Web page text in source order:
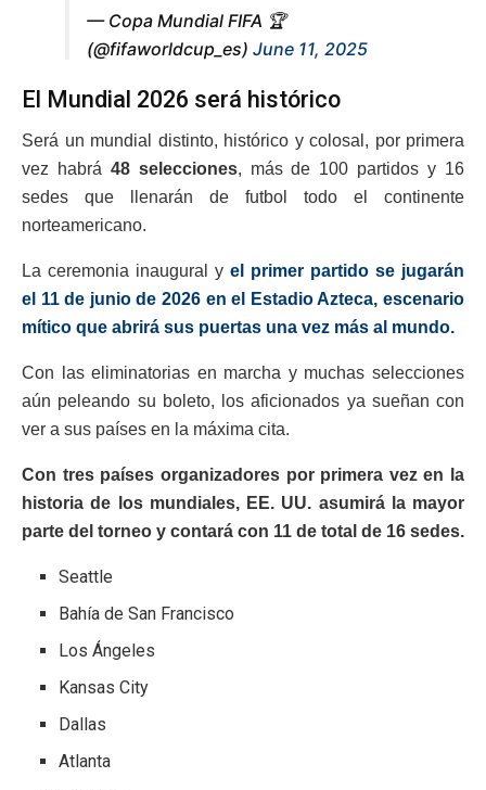
— Copa Mundial FIFA 🏆
(@fifaworldcup_es) June 11, 2025
El Mundial 2026 será histórico
Será un mundial distinto, histórico y colosal, por primera
vez habrá 48 selecciones, más de 100 partidos y 16
sedes que llenarán de futbol todo el continente
norteamericano.
La ceremonia inaugural y el primer partido se jugarán
el 11 de junio de 2026 en el Estadio Azteca, escenario
mítico que abrirá sus puertas una vez más al mundo.
Con las eliminatorias en marcha y muchas selecciones
aún peleando su boleto, los aficionados ya sueñan con
ver a sus países en la máxima cita.
Con tres países organizadores por primera vez en la
historia de los mundiales, EE. UU. asumirá la mayor
parte del torneo y contará con 11 de total de 16 sedes.
Seattle
Bahía de San Francisco
Los Ángeles
Kansas City
Dallas
Atlanta